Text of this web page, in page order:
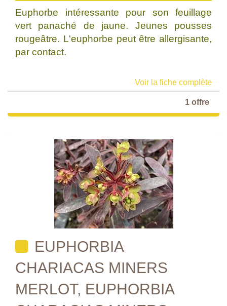
Euphorbe intéressante pour son feuillage
vert panaché de jaune. Jeunes pousses
rougeâtre. L'euphorbe peut être allergisante,
par contact.
Voir la fiche complète
1 offre
EUPHORBIA
CHARIACAS MINERS
MERLOT, EUPHORBIA